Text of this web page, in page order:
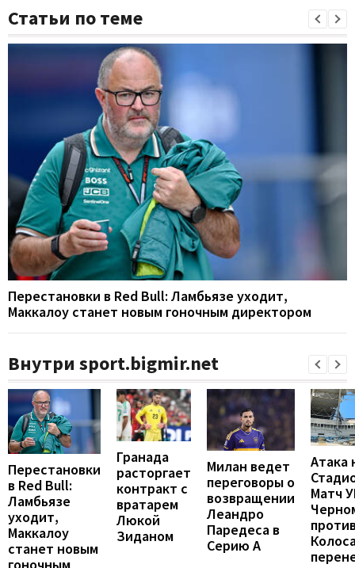
Статьи по теме
Перестановки в Red Bull: Ламбьязе уходит,
Маккалоу станет новым гоночным директором
Внутри sport.bigmir.net
Перестановки
в Red Bull:
Ламбьязе
уходит,
Маккалоу
станет новым
Гранада
расторгает
контракт с
вратарем
Люкой
Зиданом
Милан ведет
переговоры о
возвращении
Леандро
Паредеса в
Серию А
Атака
Матч